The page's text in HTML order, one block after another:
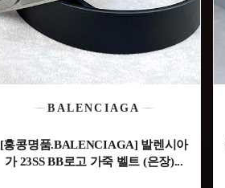
BALENCIAGA
[홍콩명품.BALENCIAGA] 발렌시아
가 23SS BB로고 가죽 벨트 (은장)...